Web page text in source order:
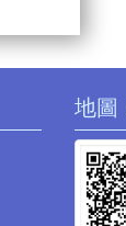
地圖